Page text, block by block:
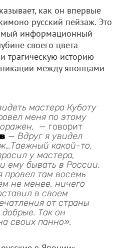
как он впервые
русский пейзаж. Это
информационный
своего цвета
трагическую историю
между японцами
мастера Куботу
меня по этому
— говорит
— Вдруг я увидел
какой-то,
у мастера,
ему бывать в России.
провел там восемь
не менее, ничего
в своем
от страны
добрые. Так он
своих панно».